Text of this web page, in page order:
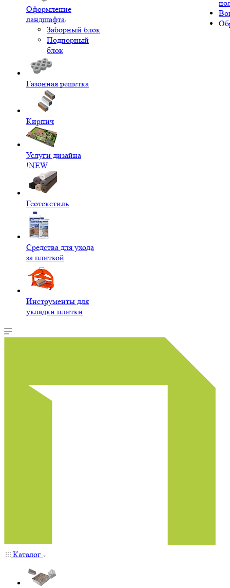
Оформление
ландшафта
Заборный блок
Подпорный
блок
Газонная решетка
Кирпич
Услуги дизайна
!NEW
Геотекстиль
Средства для ухода
за плиткой
Инструменты для
укладки плитки
Каталог